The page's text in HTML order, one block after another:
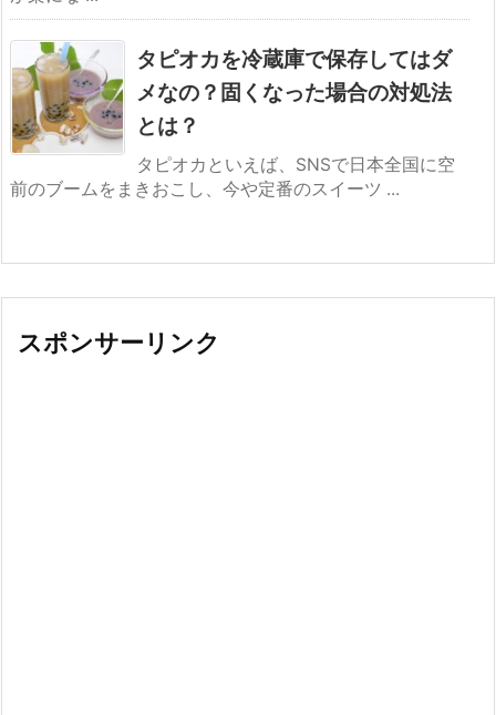
タピオカを冷蔵庫で保存してはダ
メなの？固くなった場合の対処法
とは？
タピオカといえば、SNSで日本全国に空
前のブームをまきおこし、今や定番のスイーツ ...
スポンサーリンク